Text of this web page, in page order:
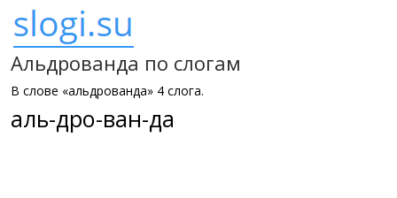
Альдрованда по слогам
В слове «альдрованда» 4 слога.
аль-дро-ван-да